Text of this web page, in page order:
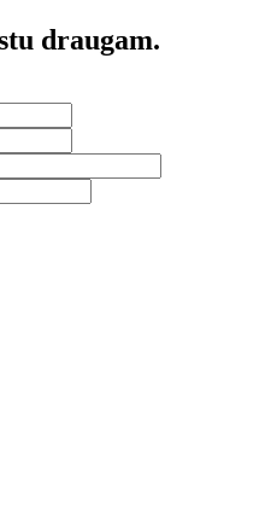
draugam.